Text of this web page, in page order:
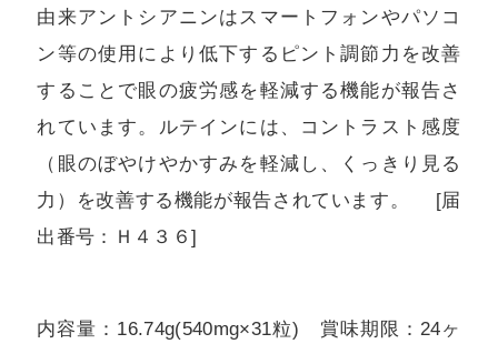
由来アントシアニンはスマートフォンやパソコ
ン等の使用により低下するピント調節力を改善
することで眼の疲労感を軽減する機能が報告さ
れています。ルテインには、コントラスト感度
（眼のぼやけやかすみを軽減し、くっきり見る
力）を改善する機能が報告されています。 [届
出番号：Ｈ４３６]
内容量：16.74g(540mg×31粒) 賞味期限：24ヶ